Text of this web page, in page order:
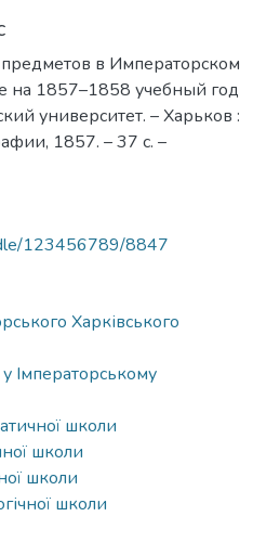
в Императорском
на 1857–1858 учебный год
университет. – Харьков :
1857. – 37 с. –
123456789/8847
Харківського
Імператорському
школи
школи
школи
школи